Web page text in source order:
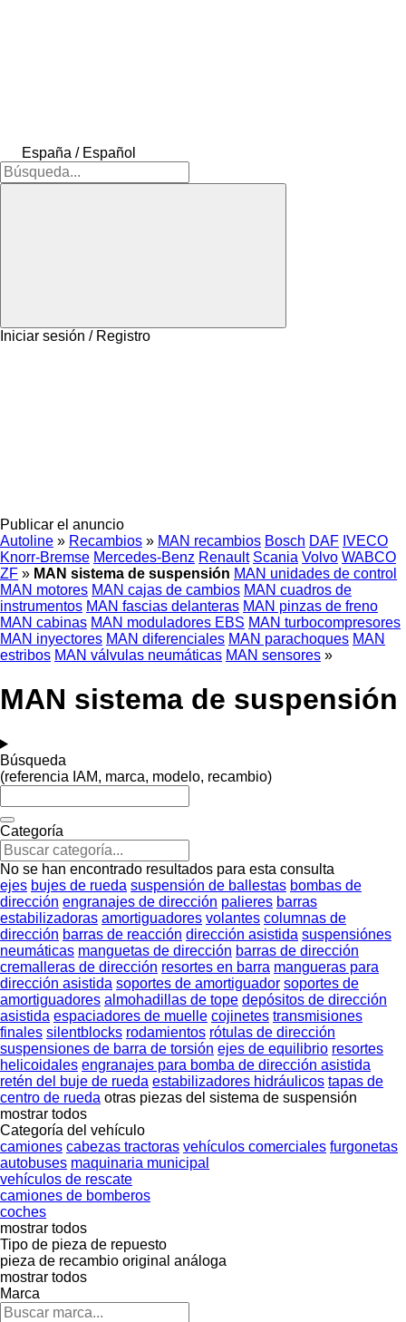
España / Español
Iniciar sesión / Registro
Publicar el anuncio
Autoline » Recambios » MAN recambios Bosch DAF IVECO
Knorr-Bremse Mercedes-Benz Renault Scania Volvo WABCO
ZF » MAN sistema de suspensión MAN unidades de control
MAN motores MAN cajas de cambios MAN cuadros de
instrumentos MAN fascias delanteras MAN pinzas de freno
MAN cabinas MAN moduladores EBS MAN turbocompresores
MAN inyectores MAN diferenciales MAN parachoques MAN
estribos MAN válvulas neumáticas MAN sensores »
MAN sistema de suspensión
Búsqueda
(referencia IAM, marca, modelo, recambio)
Categoría
No se han encontrado resultados para esta consulta
ejes bujes de rueda suspensión de ballestas bombas de
dirección engranajes de dirección palieres barras
estabilizadoras amortiguadores volantes columnas de
dirección barras de reacción dirección asistida suspensiónes
neumáticas manguetas de dirección barras de dirección
cremalleras de dirección resortes en barra mangueras para
dirección asistida soportes de amortiguador soportes de
amortiguadores almohadillas de tope depósitos de dirección
asistida espaciadores de muelle cojinetes transmisiones
finales silentblocks rodamientos rótulas de dirección
suspensiones de barra de torsión ejes de equilibrio resortes
helicoidales engranajes para bomba de dirección asistida
retén del buje de rueda estabilizadores hidráulicos tapas de
centro de rueda otras piezas del sistema de suspensión
mostrar todos
Categoría del vehículo
camiones cabezas tractoras vehículos comerciales furgonetas
autobuses maquinaria municipal
vehículos de rescate
camiones de bomberos
coches
mostrar todos
Tipo de pieza de repuesto
pieza de recambio original análoga
mostrar todos
Marca